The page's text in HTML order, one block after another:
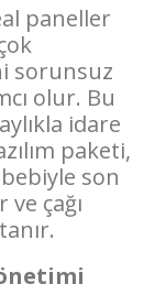
paneller
sorunsuz
olur. Bu
idare
paketi,
son
çağı